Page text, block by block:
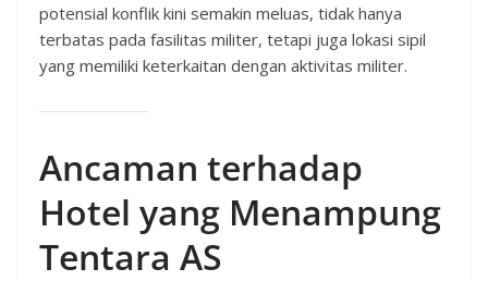
potensial konflik kini semakin meluas, tidak hanya
terbatas pada fasilitas militer, tetapi juga lokasi sipil
yang memiliki keterkaitan dengan aktivitas militer.
Ancaman terhadap
Hotel yang Menampung
Tentara AS